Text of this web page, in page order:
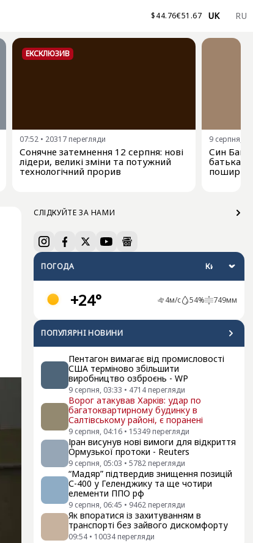
$44.76€51.67 UK RU
ЕКСКЛЮЗИВ
07:52 • 20317 перегляди
Сонячне затемнення 12 серпня: нові
лідери, великі зміни та потужний
технологічний прорив
9 серпня,
Син
батька-
СЛІДКУЙТЕ ЗА НАМИ
ПОГОДА
+24° 4м/с 54% 749мм
ПОПУЛЯРНI НОВИНИ
Пентагон вимагає від промисловості
США терміново збільшити
виробництво озброєнь - WP
9 серпня, 03:33 • 4714 перегляди
Ворог атакував Харків: удар по
багатоквартирному будинку в
Салтівському районі, є поранені
9 серпня, 04:16 • 15349 перегляди
Іран висунув нові вимоги для відкриття
Ормузької протоки - Reuters
9 серпня, 05:03 • 5782 перегляди
“Мадяр” підтвердив знищення позицій
С-400 у Геленджику та ще чотири
елементи ППО рф
9 серпня, 06:45 • 9462 перегляди
Як впоратися із захитуванням в
транспорті без зайвого дискомфорту
09:54 • 10034 перегляди